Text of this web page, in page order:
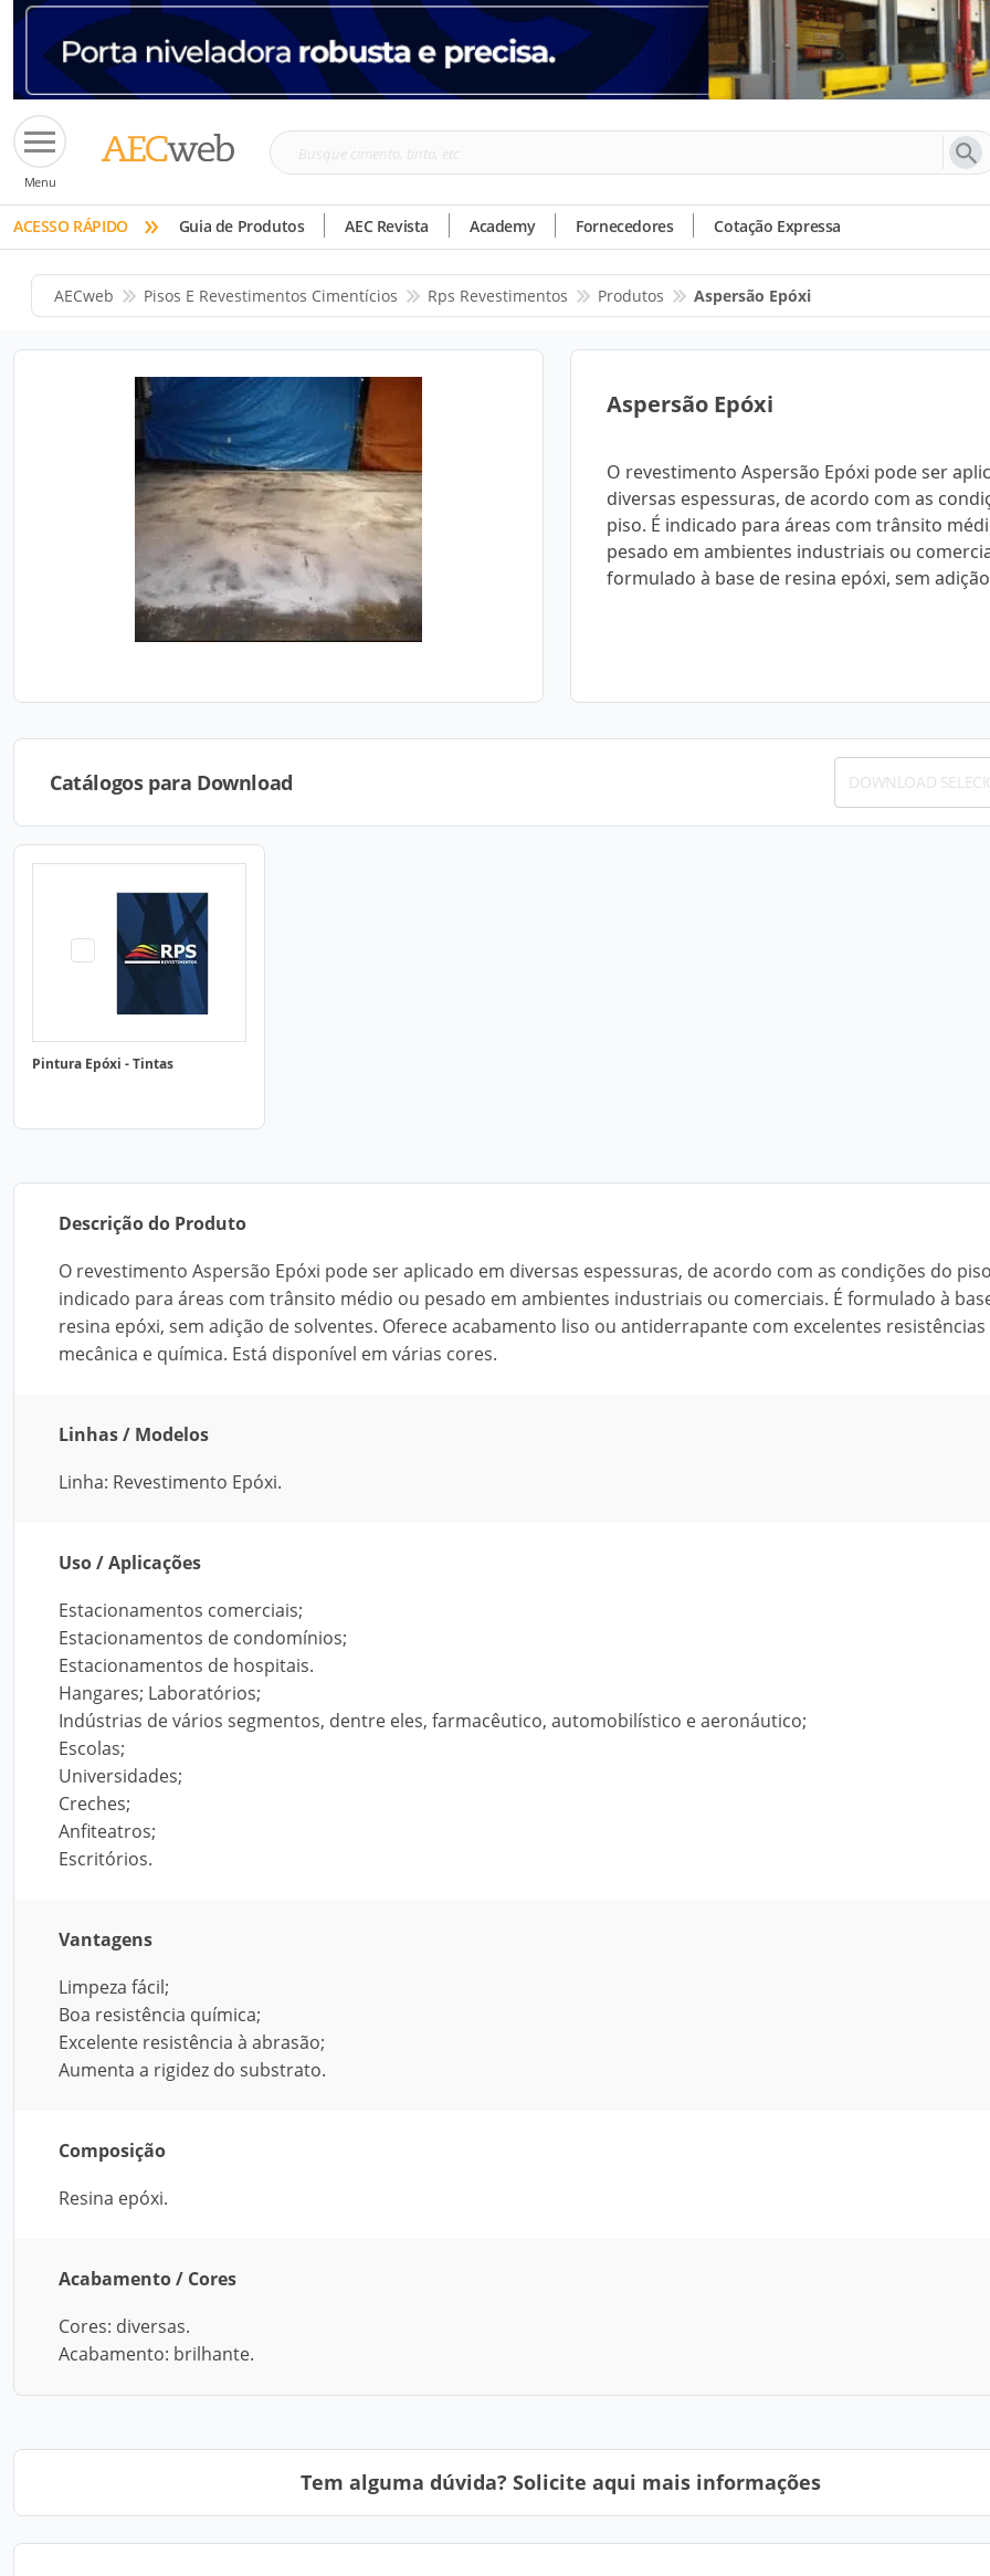
Menu
Busque
tinta,
etc
ACESSO RÁPIDO » Guia de Produtos AEC Revista Academy Fornecedores Cotação Expressa
AECweb Pisos E Revestimentos Cimentícios Rps Revestimentos Produtos Aspersão Epóxi
Aspersão Epóxi
O revestimento Aspersão Epóxi pode ser
diversas espessuras, de acordo com as
piso. É indicado para áreas com trânsito
pesado em ambientes industriais ou
formulado à base de resina epóxi, sem
Catálogos para Download DOWNLOAD
Pintura Epóxi - Tintas
Descrição do Produto
O revestimento Aspersão Epóxi pode ser aplicado em diversas espessuras, de acordo com as condições do
indicado para áreas com trânsito médio ou pesado em ambientes industriais ou comerciais. É formulado à
resina epóxi, sem adição de solventes. Oferece acabamento liso ou antiderrapante com excelentes resistências
mecânica e química. Está disponível em várias cores.
Linhas / Modelos
Linha: Revestimento Epóxi.
Uso / Aplicações
Estacionamentos comerciais;
Estacionamentos de condomínios;
Estacionamentos de hospitais.
Hangares; Laboratórios;
Indústrias de vários segmentos, dentre eles, farmacêutico, automobilístico e aeronáutico;
Escolas;
Universidades;
Creches;
Anfiteatros;
Escritórios.
Vantagens
Limpeza fácil;
Boa resistência química;
Excelente resistência à abrasão;
Aumenta a rigidez do substrato.
Composição
Resina epóxi.
Acabamento / Cores
Cores: diversas.
Acabamento: brilhante.
Tem alguma dúvida? Solicite aqui mais informações